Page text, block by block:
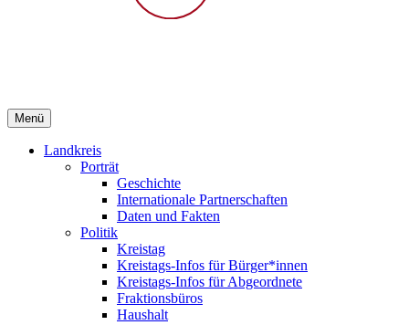
Menü
Landkreis
Porträt
Geschichte
Internationale Partnerschaften
Daten und Fakten
Politik
Kreistag
Kreistags-Infos für Bürger*innen
Kreistags-Infos für Abgeordnete
Fraktionsbüros
Haushalt